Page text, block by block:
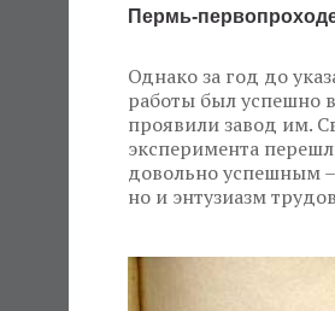
Пермь-
Однако за год до
работы был успешно
проявили завод им.
эксперимента
довольно успешным
но и энтузиазм